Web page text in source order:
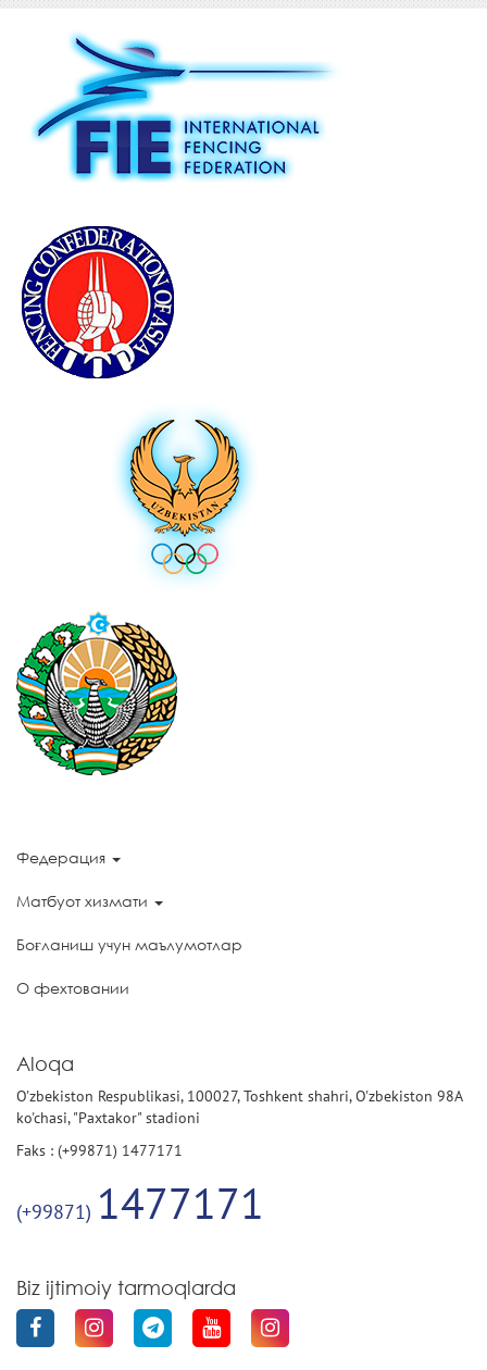
Федерация
Матбуот хизмати
Боғланиш учун маълумотлар
О фехтовании
Aloqa
O'zbekiston Respublikasi, 100027, Toshkent shahri, O'zbekiston 98A
ko'chasi, "Paxtakor" stadioni
Faks : (+99871) 1477171
(+99871) 1477171
Biz ijtimoiy tarmoqlarda